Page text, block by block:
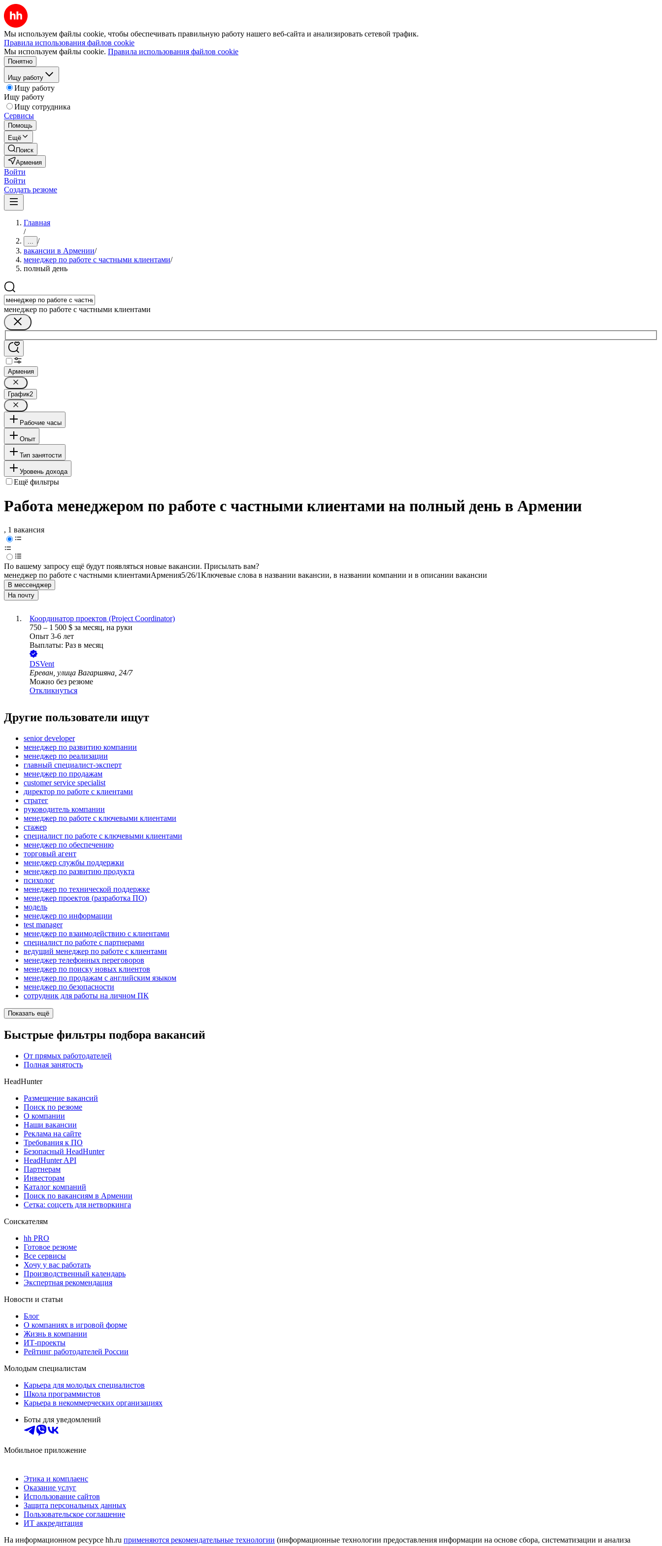
Мы используем файлы cookie, чтобы обеспечивать правильную работу нашего веб-сайта и анализировать сетевой трафик.
Правила использования файлов cookie
Мы используем файлы cookie. Правила использования файлов cookie
Понятно
Ищу работу
Ищу работу
Ищу работу
Ищу сотрудника
Сервисы
Помощь
Ещё
Поиск
Армения
Войти
Войти
Создать резюме
Главная
/
... /
вакансии в Армении/
менеджер по работе с частными клиентами/
полный день
менеджер по работе с частными клиентами
Армения
График2
Рабочие часы
Опыт
Тип занятости
Уровень дохода
Ещё фильтры
Работа менеджером по работе с частными клиентами на полный день в Армении
, 1 вакансия
По вашему запросу ещё будут появляться новые вакансии. Присылать вам?
менеджер по работе с частными клиентамиАрмения5/26/1Ключевые слова в названии вакансии, в названии компании и в описании вакансии
В мессенджер
На почту
Координатор проектов (Project Coordinator)
750 – 1 500 $ за месяц, на руки
Опыт 3-6 лет
Выплаты: Раз в месяц
DSVent
Ереван, улица Вагаршяна, 24/7
Можно без резюме
Откликнуться
Другие пользователи ищут
senior developer
менеджер по развитию компании
менеджер по реализации
главный специалист-эксперт
менеджер по продажам
customer service specialist
директор по работе с клиентами
стратег
руководитель компании
менеджер по работе с ключевыми клиентами
стажер
специалист по работе с ключевыми клиентами
менеджер по обеспечению
торговый агент
менеджер службы поддержки
менеджер по развитию продукта
психолог
менеджер по технической поддержке
менеджер проектов (разработка ПО)
модель
менеджер по информации
test manager
менеджер по взаимодействию с клиентами
специалист по работе с партнерами
ведущий менеджер по работе с клиентами
менеджер телефонных переговоров
менеджер по поиску новых клиентов
менеджер по продажам с английским языком
менеджер по безопасности
сотрудник для работы на личном ПК
Показать ещё
Быстрые фильтры подбора вакансий
От прямых работодателей
Полная занятость
HeadHunter
Размещение вакансий
Поиск по резюме
О компании
Наши вакансии
Реклама на сайте
Требования к ПО
Безопасный HeadHunter
HeadHunter API
Партнерам
Инвесторам
Каталог компаний
Поиск по вакансиям в Армении
Сетка: соцсеть для нетворкинга
Соискателям
hh PRO
Готовое резюме
Все сервисы
Хочу у вас работать
Производственный календарь
Экспертная рекомендация
Новости и статьи
Блог
О компаниях в игровой форме
Жизнь в компании
ИТ-проекты
Рейтинг работодателей России
Молодым специалистам
Карьера для молодых специалистов
Школа программистов
Карьера в некоммерческих организациях
Боты для уведомлений
Мобильное приложение
Этика и комплаенс
Оказание услуг
Использование сайтов
Защита персональных данных
Пользовательское соглашение
ИТ аккредитация
На информационном ресурсе hh.ru применяются рекомендательные технологии (информационные технологии предоставления информации на основе сбора, систематизации и анализа